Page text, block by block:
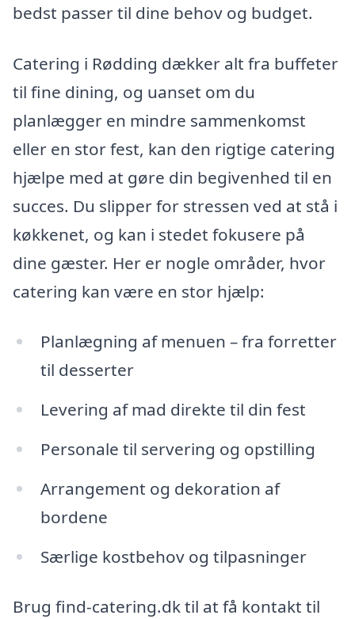
bedst passer til dine behov og budget.
Catering i Rødding dækker alt fra buffeter
til fine dining, og uanset om du
planlægger en mindre sammenkomst
eller en stor fest, kan den rigtige catering
hjælpe med at gøre din begivenhed til en
succes. Du slipper for stressen ved at stå i
køkkenet, og kan i stedet fokusere på
dine gæster. Her er nogle områder, hvor
catering kan være en stor hjælp:
Planlægning af menuen – fra forretter
til desserter
Levering af mad direkte til din fest
Personale til servering og opstilling
Arrangement og dekoration af
bordene
Særlige kostbehov og tilpasninger
Brug find-catering.dk til at få kontakt til